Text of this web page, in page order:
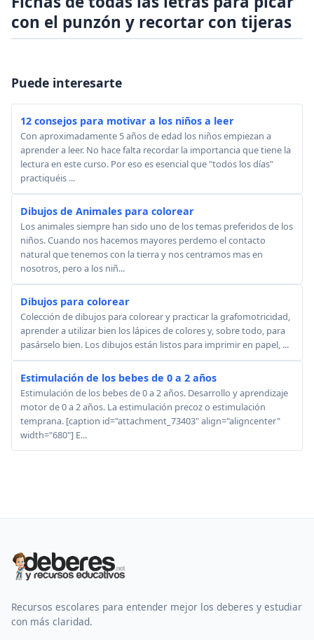
con el punzón y recortar con tijeras
Puede interesarte
12 consejos para motivar a los niños a leer
Con aproximadamente 5 años de edad los niños empiezan a
aprender a leer. No hace falta recordar la importancia que tiene la
lectura en este curso. Por eso es esencial que "todos los días"
practiquéis ...
Dibujos de Animales para colorear
Los animales siempre han sido uno de los temas preferidos de los
niños. Cuando nos hacemos mayores perdemo el contacto
natural que tenemos con la tierra y nos centramos mas en
nosotros, pero a los niñ...
Dibujos para colorear
Colección de dibujos para colorear y practicar la grafomotricidad,
aprender a utilizar bien los lápices de colores y, sobre todo, para
pasárselo bien. Los dibujos están listos para imprimir en papel, ...
Estimulación de los bebes de 0 a 2 años
Estimulación de los bebes de 0 a 2 años. Desarrollo y aprendizaje
motor de 0 a 2 años. La estimulación precoz o estimulación
temprana. [caption id="attachment_73403" align="aligncenter"
width="680"] E...
Recursos escolares para entender mejor los deberes y estudiar
con más claridad.